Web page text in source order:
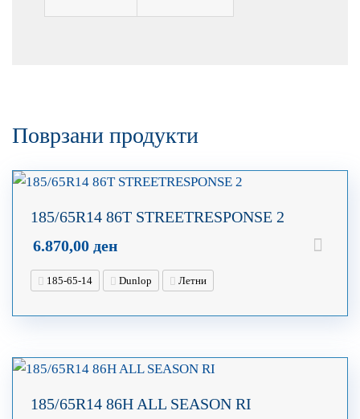
Поврзани продукти
185/65R14 86T STREETRESPONSE 2
6.870,00 ден
185-65-14 Dunlop Летни
185/65R14 86H ALL SEASON RI